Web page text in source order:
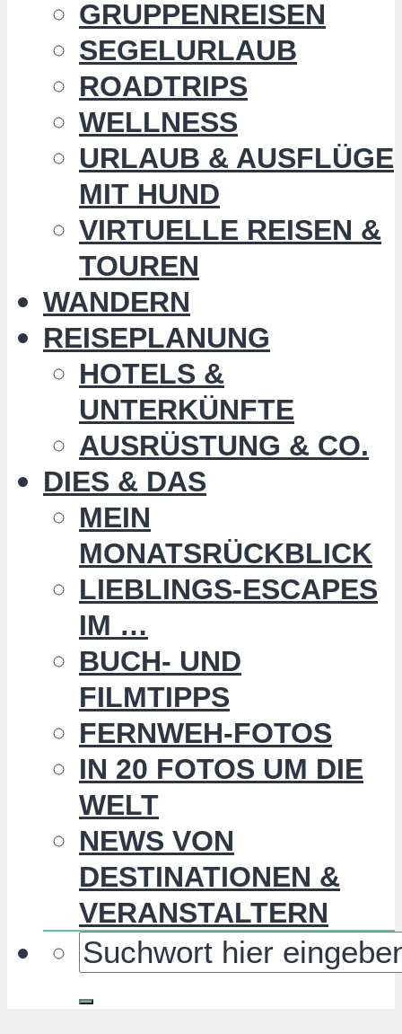
GRUPPENREISEN
SEGELURLAUB
ROADTRIPS
WELLNESS
URLAUB & AUSFLÜGE
MIT HUND
VIRTUELLE REISEN &
TOUREN
WANDERN
REISEPLANUNG
HOTELS &
UNTERKÜNFTE
AUSRÜSTUNG & CO.
DIES & DAS
MEIN
MONATSRÜCKBLICK
LIEBLINGS-ESCAPES
IM …
BUCH- UND
FILMTIPPS
FERNWEH-FOTOS
IN 20 FOTOS UM DIE
WELT
NEWS VON
DESTINATIONEN &
VERANSTALTERN